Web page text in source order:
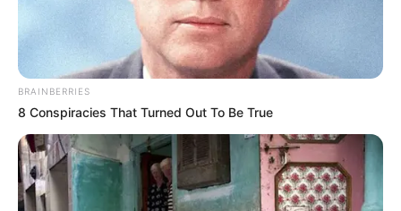
BALLINA BALLINA STATIKE FUTBOLL SHQIPTAR
BRAINBERRIES
8 Conspiracies That Turned Out To Be True